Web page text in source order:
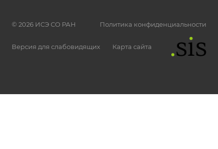
© 2026 ИСЭ СО РАН Политика конфиденциальности
Версия для слабовидящих Карта сайта